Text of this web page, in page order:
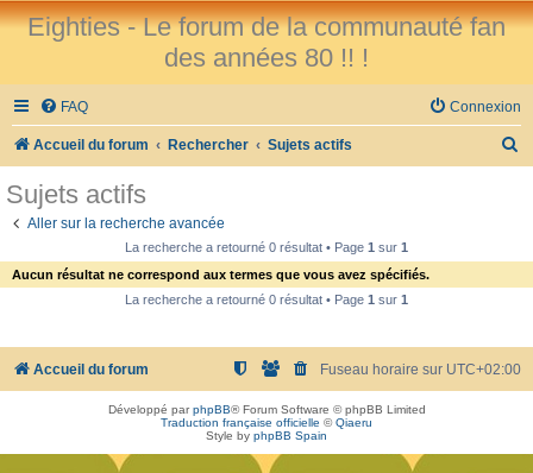
Eighties - Le forum de la communauté fan
des années 80 !! !
FAQ Connexion
Accueil du forum Rechercher Sujets actifs
e
Sujets actifs
Aller sur la recherche avancée
La recherche a retourné 0 résultat • Page 1 sur 1
Aucun résultat ne correspond aux termes que vous avez spécifiés.
La recherche a retourné 0 résultat • Page 1 sur 1
Accueil du forum Fuseau horaire sur UTC+02:00
Développé parphpBB® Forum Software © phpBB Limited
Traduction française officielle ©Qiaeru
Style by phpBB Spain